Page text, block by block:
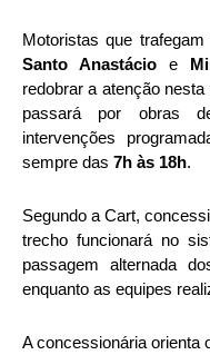
Motoristas que
Santo Anastácio e
redobrar a atenção
passará por obras
intervenções
sempre das 7h às 18h.
Segundo a Cart,
trecho funcionará no
passagem alternada
enquanto as equipes
A concessionária orienta